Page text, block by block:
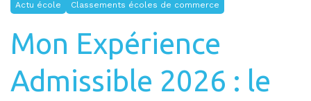
Actu école Classements écoles de commerce
Mon Expérience
Admissible 2026 : le